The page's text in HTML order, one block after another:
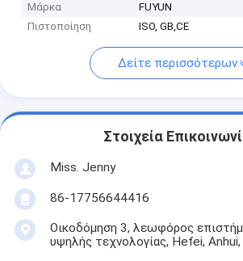
Μάρκα
FUYUN
Πιστοποίηση
ISO, GB,CE
Δείτε περισσότερων
Στοιχεία
Miss. Jenny
86-17756644416
Οικοδόμηση 3, λεωφόρος
υψηλής τεχνολογίας, Hefei, Anhui,